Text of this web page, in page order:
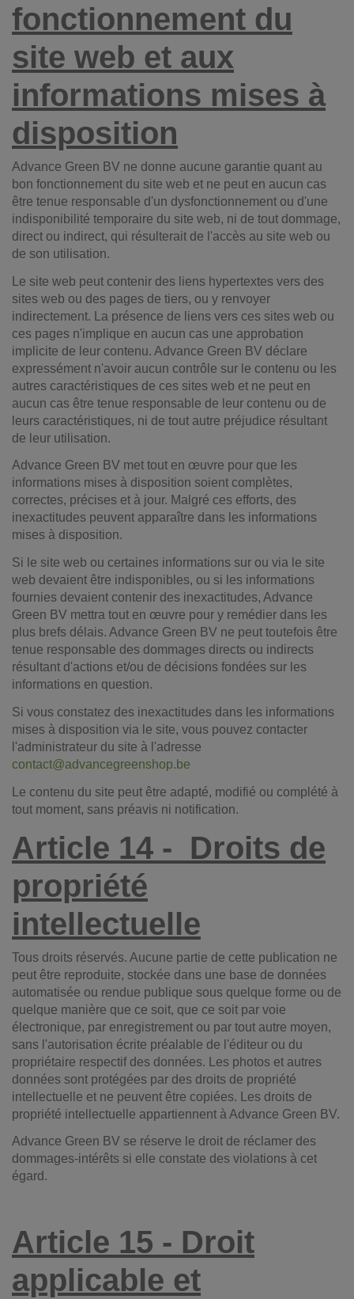
fonctionnement du
site web et aux
informations mises à
disposition
Advance Green BV ne donne aucune garantie quant au
bon fonctionnement du site web et ne peut en aucun cas
être tenue responsable d'un dysfonctionnement ou d'une
indisponibilité temporaire du site web, ni de tout dommage,
direct ou indirect, qui résulterait de l'accès au site web ou
de son utilisation.
Le site web peut contenir des liens hypertextes vers des
sites web ou des pages de tiers, ou y renvoyer
indirectement. La présence de liens vers ces sites web ou
ces pages n'implique en aucun cas une approbation
implicite de leur contenu. Advance Green BV déclare
expressément n'avoir aucun contrôle sur le contenu ou les
autres caractéristiques de ces sites web et ne peut en
aucun cas être tenue responsable de leur contenu ou de
leurs caractéristiques, ni de tout autre préjudice résultant
de leur utilisation.
Advance Green BV met tout en œuvre pour que les
informations mises à disposition soient complètes,
correctes, précises et à jour. Malgré ces efforts, des
inexactitudes peuvent apparaître dans les informations
mises à disposition.
Si le site web ou certaines informations sur ou via le site
web devaient être indisponibles, ou si les informations
fournies devaient contenir des inexactitudes, Advance
Green BV mettra tout en œuvre pour y remédier dans les
plus brefs délais. Advance Green BV ne peut toutefois être
tenue responsable des dommages directs ou indirects
résultant d'actions et/ou de décisions fondées sur les
informations en question.
Si vous constatez des inexactitudes dans les informations
mises à disposition via le site, vous pouvez contacter
l'administrateur du site à l'adresse
contact@advancegreenshop.be
Le contenu du site peut être adapté, modifié ou complété à
tout moment, sans préavis ni notification.
Article 14 - Droits de
propriété
intellectuelle
Tous droits réservés. Aucune partie de cette publication ne
peut être reproduite, stockée dans une base de données
automatisée ou rendue publique sous quelque forme ou de
quelque manière que ce soit, que ce soit par voie
électronique, par enregistrement ou par tout autre moyen,
sans l'autorisation écrite préalable de l'éditeur ou du
propriétaire respectif des données. Les photos et autres
données sont protégées par des droits de propriété
intellectuelle et ne peuvent être copiées. Les droits de
propriété intellectuelle appartiennent à Advance Green BV.
Advance Green BV se réserve le droit de réclamer des
dommages-intérêts si elle constate des violations à cet
égard.
Article 15 - Droit
applicable et